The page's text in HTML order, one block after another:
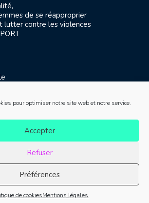
pour optimiser notre site web et notre service.
Accepter
Refuser
Préférences
de cookiesMentions légales
de se réapproprier
lutter contre les violences
2021 |Mentions légales|Réalisation :
Meliatis